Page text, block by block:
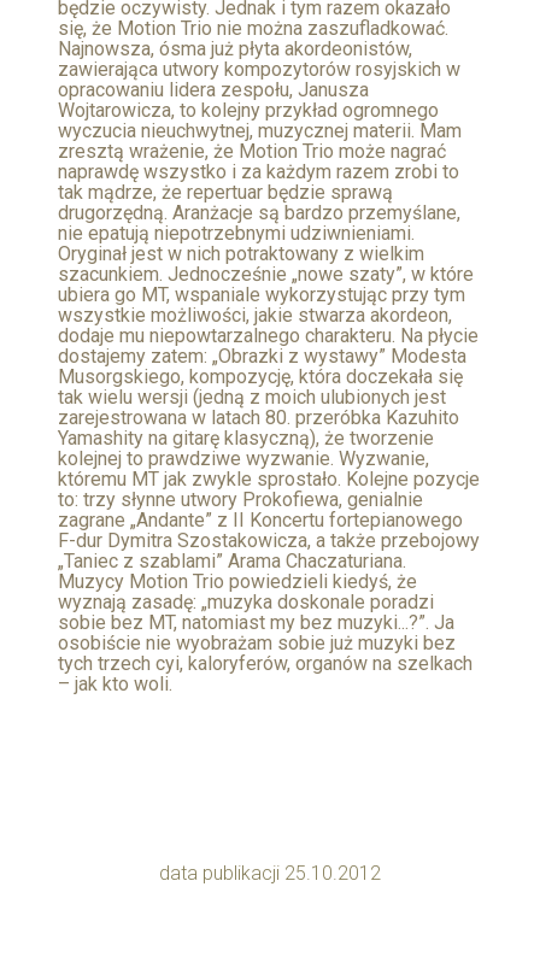
będzie oczywisty. Jednak i tym razem okazało
się, że Motion Trio nie można zaszufladkować.
Najnowsza, ósma już płyta akordeonistów,
zawierająca utwory kompozytorów rosyjskich w
opracowaniu lidera zespołu, Janusza
Wojtarowicza, to kolejny przykład ogromnego
wyczucia nieuchwytnej, muzycznej materii. Mam
zresztą wrażenie, że Motion Trio może nagrać
naprawdę wszystko i za każdym razem zrobi to
tak mądrze, że repertuar będzie sprawą
drugorzędną. Aranżacje są bardzo przemyślane,
nie epatują niepotrzebnymi udziwnieniami.
Oryginał jest w nich potraktowany z wielkim
szacunkiem. Jednocześnie „nowe szaty”, w które
ubiera go MT, wspaniale wykorzystując przy tym
wszystkie możliwości, jakie stwarza akordeon,
dodaje mu niepowtarzalnego charakteru. Na płycie
dostajemy zatem: „Obrazki z wystawy” Modesta
Musorgskiego, kompozycję, która doczekała się
tak wielu wersji (jedną z moich ulubionych jest
zarejestrowana w latach 80. przeróbka Kazuhito
Yamashity na gitarę klasyczną), że tworzenie
kolejnej to prawdziwe wyzwanie. Wyzwanie,
któremu MT jak zwykle sprostało. Kolejne pozycje
to: trzy słynne utwory Prokofiewa, genialnie
zagrane „Andante” z II Koncertu fortepianowego
F-dur Dymitra Szostakowicza, a także przebojowy
„Taniec z szablami” Arama Chaczaturiana.
Muzycy Motion Trio powiedzieli kiedyś, że
wyznają zasadę: „muzyka doskonale poradzi
sobie bez MT, natomiast my bez muzyki...?”. Ja
osobiście nie wyobrażam sobie już muzyki bez
tych trzech cyi, kaloryferów, organów na szelkach
– jak kto woli.
data publikacji 25.10.2012